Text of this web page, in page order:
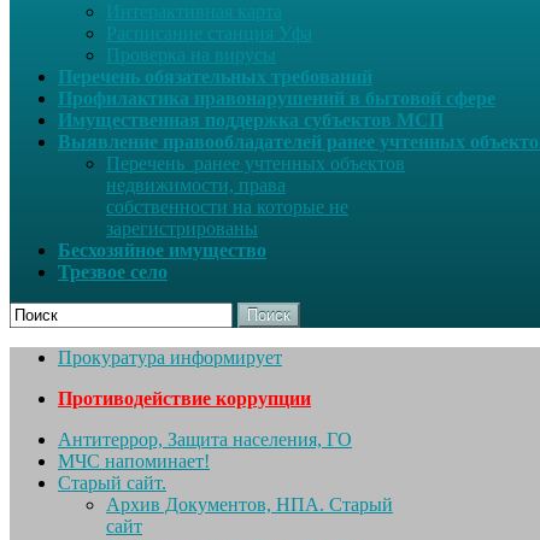
Интерактивная карта
Расписание станция Уфа
Проверка на вирусы
Перечень обязательных требований
Профилактика правонарушений в бытовой сфере
Имущественная поддержка субъектов МСП
Выявление правообладателей ранее учтенных
Перечень ранее учтенных объектов
недвижимости, права
собственности на которые не
зарегистрированы
Бесхозяйное имущество
Трезвое село
Поиск
Прокуратура информирует
Противодействие коррупции
Антитеррор, Защита населения, ГО
МЧС напоминает!
Старый сайт.
Архив Документов, НПА. Старый
сайт